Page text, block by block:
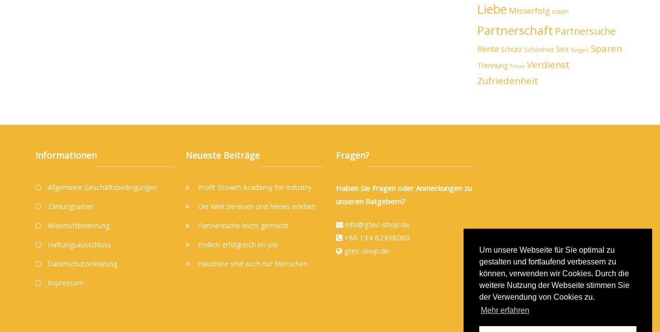
Um unsere Webseite für Sie optimal zu
gestalten und fortlaufend verbessern zu
können, verwenden wir Cookies. Durch die
weitere Nutzung der Webseite stimmen Sie
der Verwendung von Cookies zu.
Mehr erfahren
Liebe Misserfolg osten
Partnerschaft Partnersuche
Rente Schutz Schönheit Sex Sorgen Sparen
Trennung Treue Verdienst
Zufriedenheit
Informationen
Allgemeine Geschäftsbedingungen
Zahlungsarten
Widerrufsbelehrung
Haftungsausschluss
Datenschutzerklärung
Impressum
Neueste Beiträge
Profit Growth Academy for Industry
Die Welt bereisen und Neues erleben
Partnersuche leicht gemacht
Endlich erfolgreich im Job
Haustiere sind auch nur Menschen
Fragen?
Haben Sie Fragen oder Anmerkungen zu
unseren Ratgebern?
info@gtec-shop.de
+86 134 82438080
gtec-shop.de